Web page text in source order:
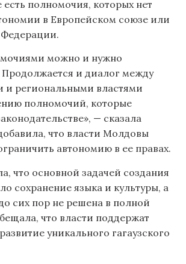
есть полномочия, которых нет
в Европейском союзе или
можно и нужно
Продолжается и диалог между
и региональными властями
полномочий, которые
— сказала
что власти Молдовы
автономию в ее правах.
что основной задачей создания
сохранение языка и культуры, а
сих пор не решена в полной
что власти поддержат
уникального гагаузского